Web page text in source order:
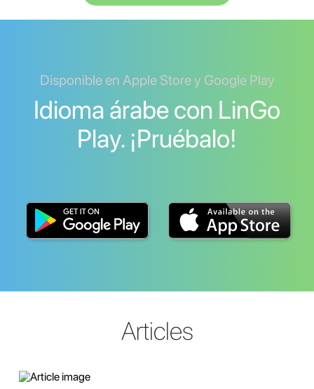
Disponible en Apple Store y Google Play
Idioma árabe con LinGo
Play. ¡Pruébalo!
Articles